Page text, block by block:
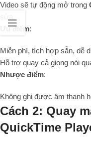
Video sẽ tự động mở trong
Ưu điểm:
Miễn phí, tích hợp sẵn, dễ
Hỗ trợ quay cả giọng nói
Nhược điểm:
Không ghi được âm thanh
Cách 2: Quay
QuickTime